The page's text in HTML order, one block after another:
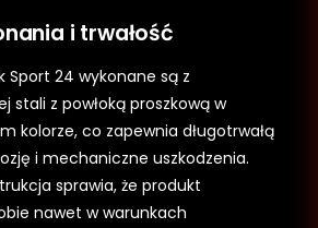
i trwałość
Sport 24 wykonane są z
stali z powłoką proszkową w
kolorze, co zapewnia długotrwałą
i mechaniczne uszkodzenia.
sprawia, że produkt
nawet w warunkach